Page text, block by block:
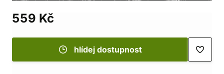
559 Kč
hlídej dostupnost